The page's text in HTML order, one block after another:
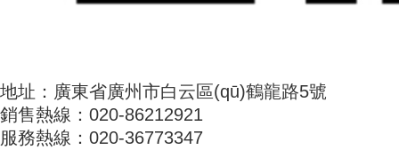
地址：廣東省廣州市白云區(qū)鶴龍路5號
銷售熱線：020-86212921
服務熱線：020-36773347